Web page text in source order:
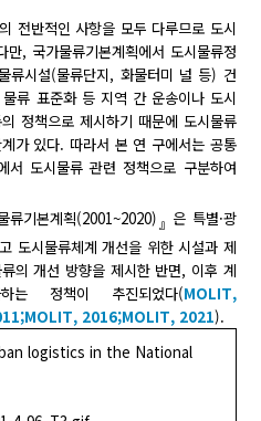
전반적인 사항을 모두 다루므로 도시
, 국가물류기본계획에서 도시물류정
류시설(물류단지, 화물터미 널 등) 건
류 표준화 등 지역 간 운송이나 도시
정책으로 제시하기 때문에 도시물류
가 있다. 따라서 본 연 구에서는 공통
서 도시물류 관련 정책으로 구분하여
류기본계획(2001~2020) 』 은 특별·광
도시물류체계 개선을 위한 시설과 제
의 개선 방향을 제시한 반면, 이후 계
는 정책이 추진되었다(MOLIT,
MOLIT, 2016;MOLIT, 2021).
logistics in the National